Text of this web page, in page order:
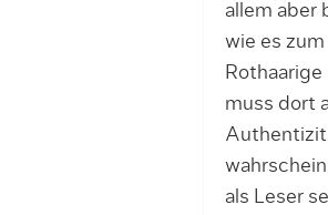
allem aber
wie es
muss dort
als Leser